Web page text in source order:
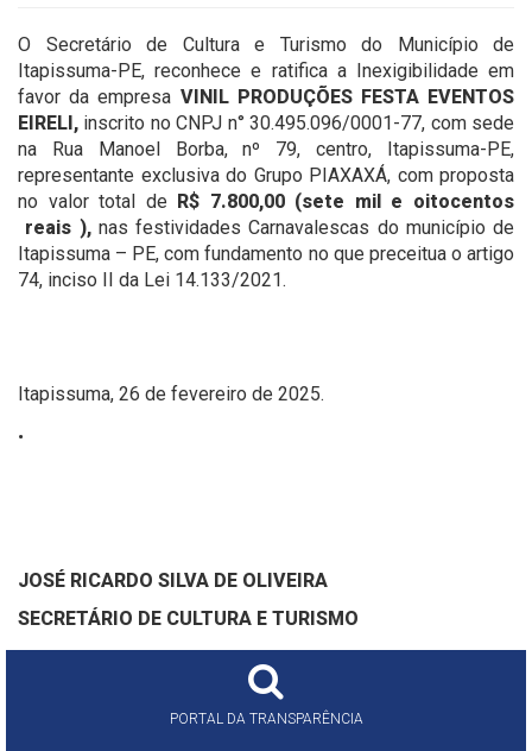
O Secretário de Cultura e Turismo do Município de
Itapissuma-PE, reconhece e ratifica a Inexigibilidade em
favor da empresa VINIL PRODUÇÕES FESTA EVENTOS
EIRELI, inscrito no CNPJ n° 30.495.096/0001-77, com sede
na Rua Manoel Borba, nº 79, centro, Itapissuma-PE,
representante exclusiva do Grupo PIAXAXÁ, com proposta
no valor total de R$ 7.800,00 (sete mil e oitocentos
reais ), nas festividades Carnavalescas do município de
Itapissuma – PE, com fundamento no que preceitua o artigo
74, inciso II da Lei 14.133/2021.
Itapissuma, 26 de fevereiro de 2025.
.
JOSÉ RICARDO SILVA DE OLIVEIRA
SECRETÁRIO DE CULTURA E TURISMO
PORTAL DA TRANSPARÊNCIA